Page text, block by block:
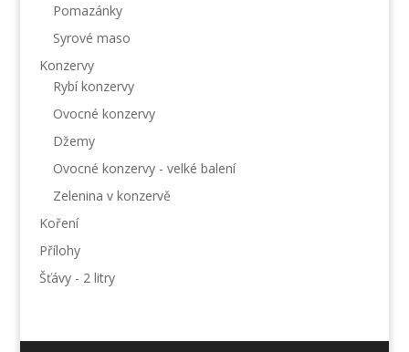
Pomazánky
Syrové maso
Konzervy
Rybí konzervy
Ovocné konzervy
Džemy
Ovocné konzervy - velké balení
Zelenina v konzervě
Koření
Přílohy
Šťávy - 2 litry